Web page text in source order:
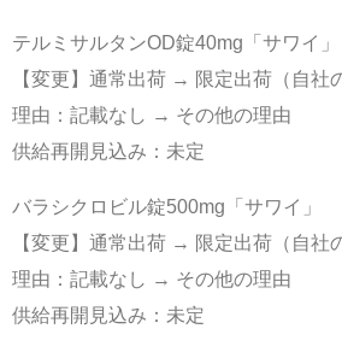
テルミサルタンOD錠40mg「サワイ」
【変更】通常出荷 → 限定出荷（自社
理由：記載なし → その他の理由
供給再開見込み：未定
バラシクロビル錠500mg「サワイ」
【変更】通常出荷 → 限定出荷（自社
理由：記載なし → その他の理由
供給再開見込み：未定